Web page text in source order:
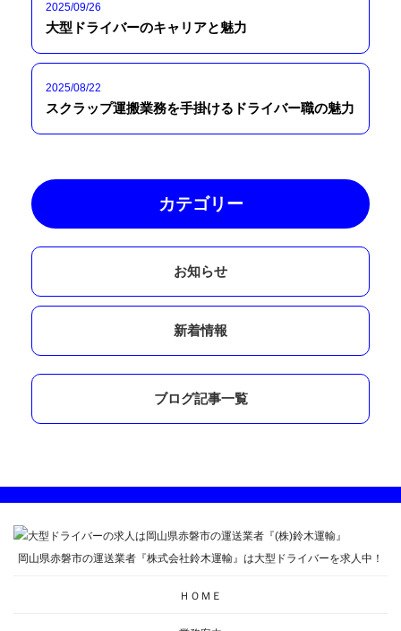
2025/09/26
大型ドライバーのキャリアと魅力
2025/08/22
スクラップ運搬業務を手掛けるドライバー職の魅力
カテゴリー
お知らせ
新着情報
ブログ記事一覧
岡山県赤磐市の運送業者『株式会社鈴木運輸』は大型ドライバーを求人中！
ＨＯＭＥ